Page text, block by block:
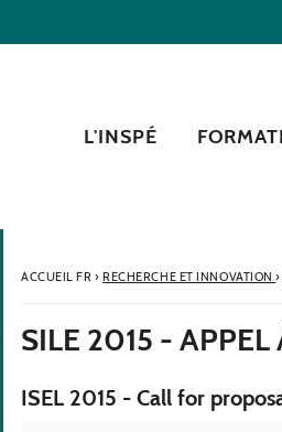
L'INSPÉ
ACCUEIL FR› RECHERCHE ET INNOVATION›
SILE 2015 -
ISEL 2015 - Call for